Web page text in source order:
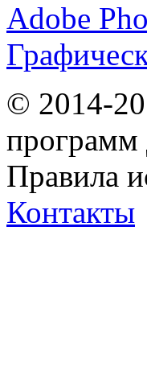
Adobe
© 2014-
программ
Правила
Контакты